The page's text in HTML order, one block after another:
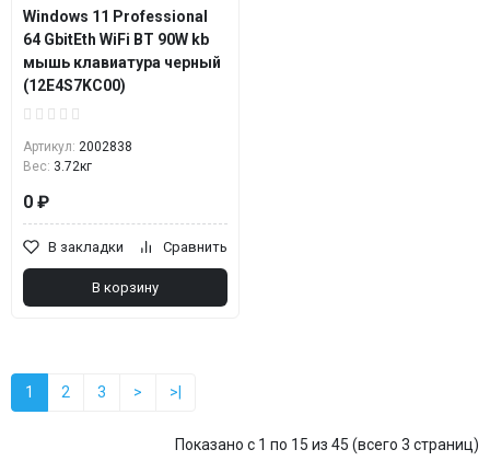
Windows 11 Professional
64 GbitEth WiFi BT 90W kb
мышь клавиатура черный
(12E4S7KC00)
Артикул: 2002838
Вес: 3.72кг
0 ₽
В закладки Сравнить
В корзину
1 2 3 > >|
Показано с 1 по 15 из 45 (всего 3 страниц)